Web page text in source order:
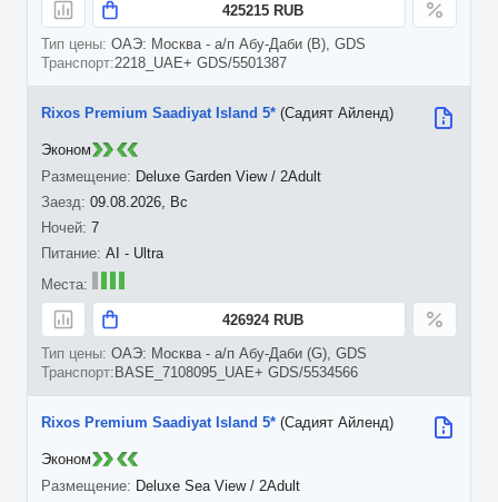
425215 RUB
ОАЭ: Москва - а/п Абу-Даби (B), GDS
2218_UAE+ GDS/5501387
09.08.2026, Вс
7
Rixos Premium Saadiyat Island 5* (Садият Айленд)
Deluxe Garden View / 2Adult
AI - Ultra
426924 RUB
ОАЭ: Москва - а/п Абу-Даби (G), GDS
BASE_7108095_UAE+ GDS/5534566
Эконом
Rixos Premium Saadiyat Island 5* (Садият Айленд)
Deluxe Sea View / 2Adult
Эконом